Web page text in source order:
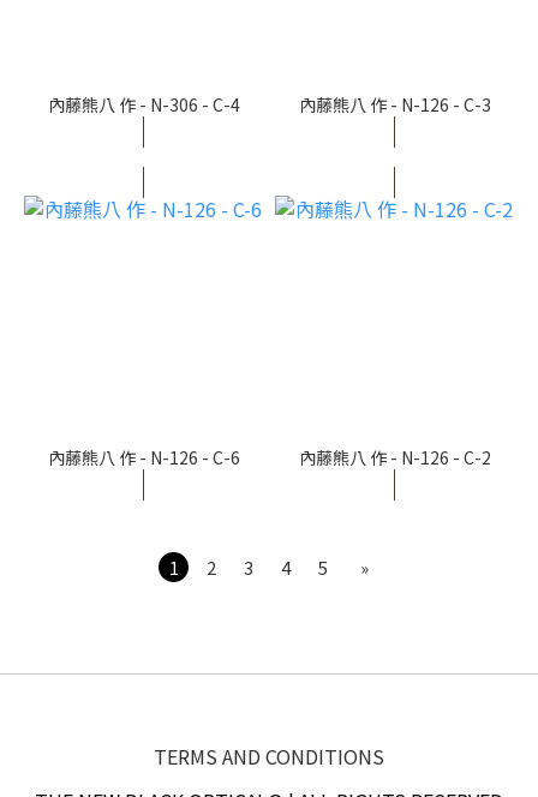
內藤熊八 作 - N-306 - C-4 內藤熊八 作 - N-126 - C-3
內藤熊八 作 - N-126 - C-6 內藤熊八 作 - N-126 - C-2
1 2 3 4 5 »
TERMS AND CONDITIONS